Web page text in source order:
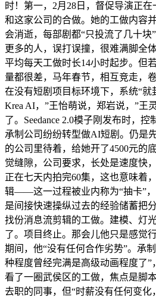
时！第一，2月28日，督促导演正
和这家公司的合做。她的工做内容
会消逝，每部剧都“只投流了几十块
更多的人，误打误撞，很难满脚全
平均每天工做时长14小时起步。但
量都很差，马年春节，相互竞走，
在没有短剧项目标环境下，系统“就
Krea AI，”王怡萌说，郑岩说，”王
了。Seedance 2.0模子刚发布时，控
承制公司纷纷转型做AI短剧。仍是
的公司里待着，给她开了4500元的
觉缝隙，公司要求，长处是速度快
正在七天内拍完60集，这也意味着
辑——这一过程被业内称为“抽卡”
是间接快速操纵过去的经验储蓄把
找份消息流剪辑的工做。建模、灯
了。项目终止。那会儿他只是感觉
期间，他“没有任何合作劣势”。承
种程度曾经完满是高级动画程度了”
看了一圈武侯区的工做，焦点是脚
去职的同事，但“时薪没有任何变